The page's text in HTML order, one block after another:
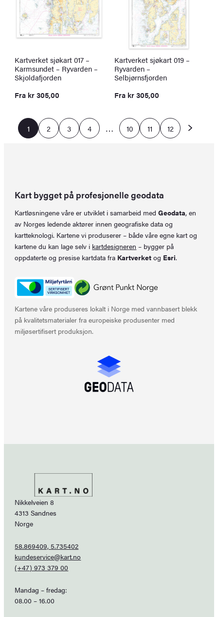
Kartverket sjøkart 017 –
Karmsundet – Ryvarden –
Skjoldafjorden
Fra kr305,00
Kartverket sjøkart 019 –
Ryvarden –
Selbjørnsfjorden
Fra kr305,00
1 2 3 4 … 10 11 12
Kart bygget på profesjonelle geodata
Kartløsningene våre er utviklet i samarbeid medGeodata, en
av Norges ledende aktører innen geografiske data og
kartteknologi. Kartene vi produserer – både våre egne kart og
kartene du kan lage selv i kartdesigneren – bygger på
oppdaterte og presise kartdata fra Kartverket og Esri.
Kartene våre produseres lokalt i Norge med vannbasert blekk
på kvalitetsmaterialer fra europeiske produsenter med
miljøsertifisert produksjon.
Nikkelveien 8
4313 Sandnes
Norge
58.869409, 5.735402
kundeservice@kart.no
(+47) 973 379 00
Mandag – fredag:
08.00 – 16.00